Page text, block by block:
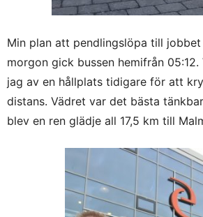
Min plan att pendlingslöpa till
morgon gick bussen hemifrån
jag av en hållplats tidigare för att
distans. Vädret var det bästa
blev en ren glädje all 17,5 km till